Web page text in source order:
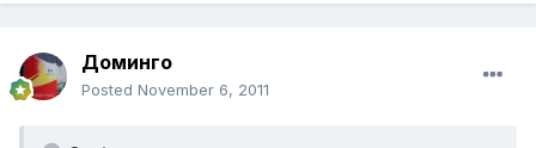
Доминго
Posted November 6, 2011